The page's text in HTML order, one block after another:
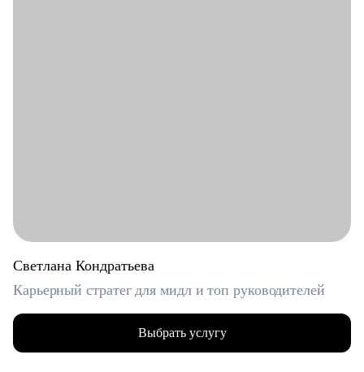
Светлана Кондратьева
Карьерный стратег для мидл и топ руководителей
Выбрать услугу